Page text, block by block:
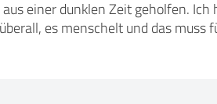
einer dunklen Zeit geholfen. Ich
es menschelt und das muss